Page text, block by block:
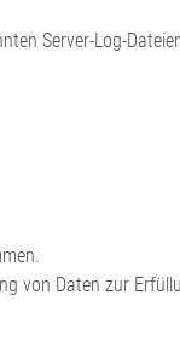
Server-Log-
von Daten zur